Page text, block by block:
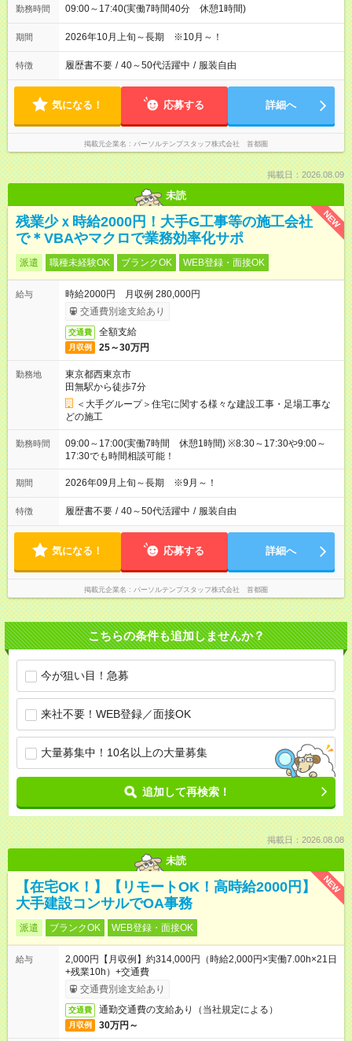
勤務時間 09:00～17:40(実働7時間40分 休憩1時間)
期間 2026年10月上旬～長期 ※10月～！
特徴 履歴書不要 / 40～50代活躍中 / 服装自由
気になる！ 応募する 詳細へ
掲載元企業名 パーソルテンプスタッフ株式会社 首都圏
掲載日：2026.08.09
未読
NEW
残業少ｘ時給2000円！大手G工事等の施工会社
で＊VBAやマクロで業務効率化サポ
派遣 職種未経験OK ブランクOK WEB登録・面接OK
給与
時給2000円 月収例 280,000円
交通費別途支給あり
交通費 全額支給
月収例 25～30万円
勤務地
東京都西東京市
田無駅から徒歩7分
＜大手グループ＞住宅に関する様々な建設工事・足場工事な
どの施工
勤務時間
09:00～17:00(実働7時間 休憩1時間) ※8:30～17:30や9:00～
17:30でも時間相談可能！
期間 2026年09月上旬～長期 ※9月～！
特徴 履歴書不要 / 40～50代活躍中 / 服装自由
気になる！ 応募する 詳細へ
掲載元企業名 パーソルテンプスタッフ株式会社 首都圏
こちらの条件も追加しませんか？
今が狙い目！急募
来社不要！WEB登録／面接OK
大量募集中！10名以上の大量募集
追加して再検索！
掲載日：2026.08.08
未読
NEW
【在宅OK！】【リモートOK！高時給2000円】
大手建設コンサルでOA事務
派遣 ブランクOK WEB登録・面接OK
給与
2,000円【月収例】約314,000円（時給2,000円×実働7.00h×21日
+残業10h）+交通費
交通費別途支給あり
交通費 通勤交通費の支給あり（当社規定による）
月収例 30万円～